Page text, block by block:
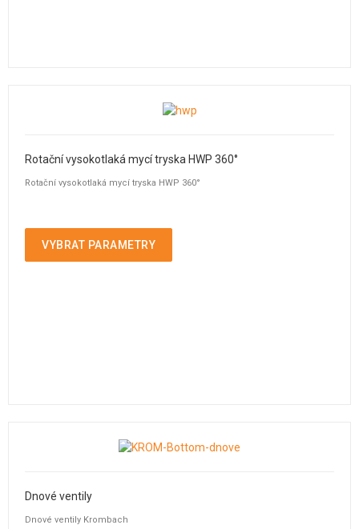
Rotační vysokotlaká mycí tryska HWP 360°
Rotační vysokotlaká mycí tryska HWP 360°
VYBRAT PARAMETRY
Dnové ventily
Dnové ventily Krombach